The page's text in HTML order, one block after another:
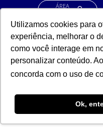
Utilizamos cookies para
experiência, melhorar o
como você interage em
personalizar conteúdo.
concorda com o uso de
Ok,
ÁREA